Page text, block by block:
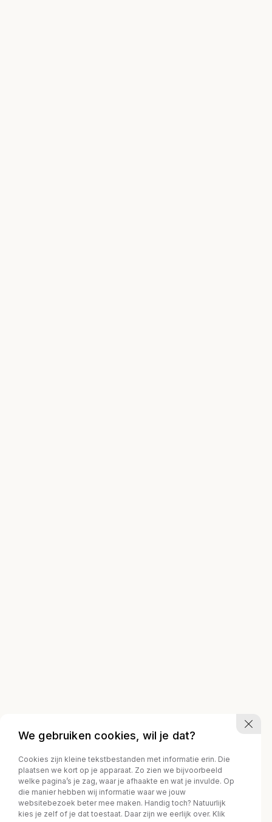
We gebruiken cookies, wil je dat?
Cookies zijn kleine tekstbestanden met informatie erin. Die
plaatsen we kort op je apparaat. Zo zien we bijvoorbeeld
welke pagina’s je zag, waar je afhaakte en wat je invulde. Op
die manier hebben wij informatie waar we jouw
websitebezoek beter mee maken. Handig toch? Natuurlijk
kies je zelf of je dat toestaat. Daar zijn we eerlijk over. Klik